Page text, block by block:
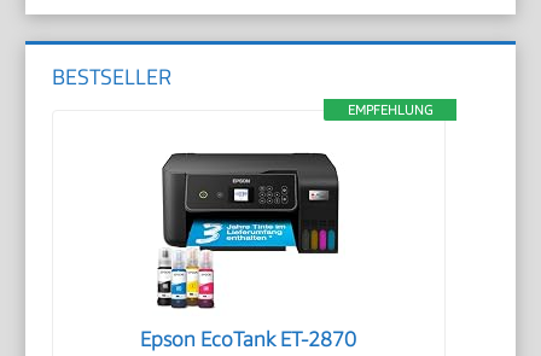
BESTSELLER
EMPFEHLUNG
Epson EcoTank ET-2870